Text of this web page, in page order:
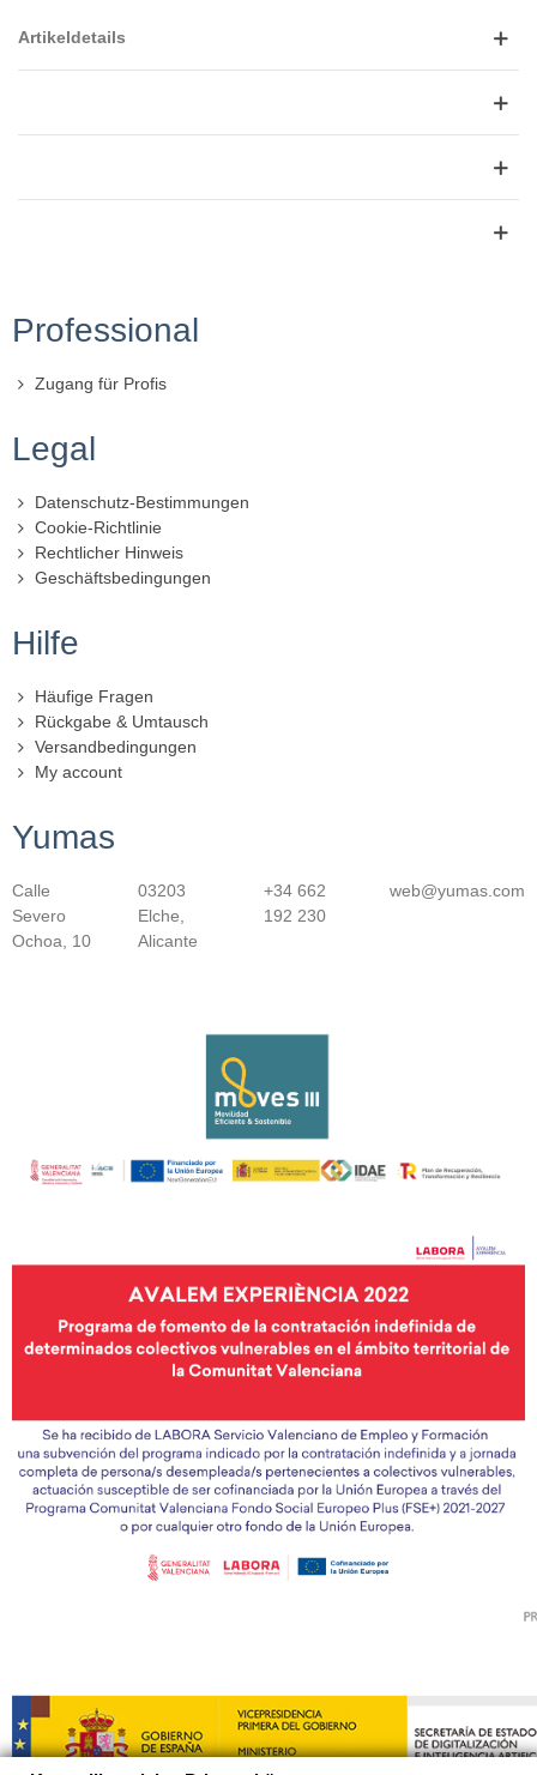
Artikeldetails
Yumas
Calle
Severo
Ochoa, 10
03203
Elche,
Alicante
+34 662
192 230
web@yumas.com
Hilfe
Häufige Fragen
Rückgabe & Umtausch
Versandbedingungen
My account
Legal
Datenschutz-Bestimmungen
Cookie-Richtlinie
Rechtlicher Hinweis
Geschäftsbedingungen
Professional
Zugang für Profis